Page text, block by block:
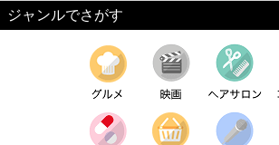
ジャンルでさがす